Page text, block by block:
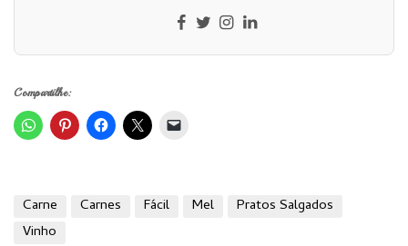
Compartilhe:
Carne Carnes Fácil Mel
Pratos Salgados
Vinho